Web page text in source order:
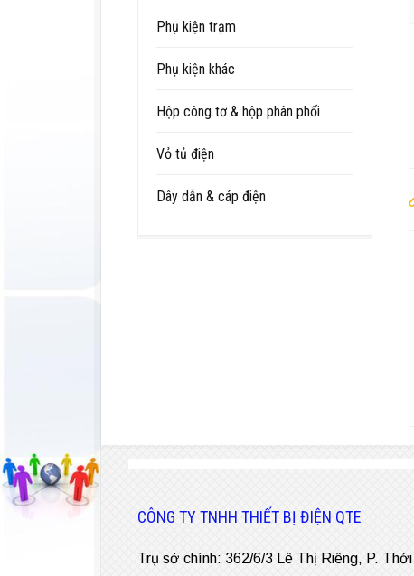
Phụ kiện trạm
Phụ kiện khác
Hộp công tơ & hộp phân phối
Vỏ tủ điện
Dây dẫn & cáp điện
CÔNG TY TNHH THIẾT BỊ ĐIỆN QTE